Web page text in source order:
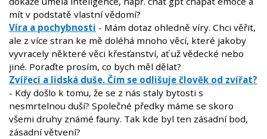
mít v podstatě vlastní vědomí?
Víra a pochybnosti - Mám dotaz ohledně víry. Chci věřit,
ale z více stran ke mě doléhá mnoho věcí, které jakoby
vyvracely některé věci křesťanství, ať už vědecké nebo
jiné. Poraďte prosím, co bych měl dělat?
Zvířecí a lidská duše. Čím se odlišuje člověk od zvířat?
- Kdy došlo k tomu, že se z nás staly bytosti s
nesmrtelnou duší? Společné předky máme se skoro
všemi druhy známé fauny. Tak kde byl ten zásadní bod,
zásadní větvení?